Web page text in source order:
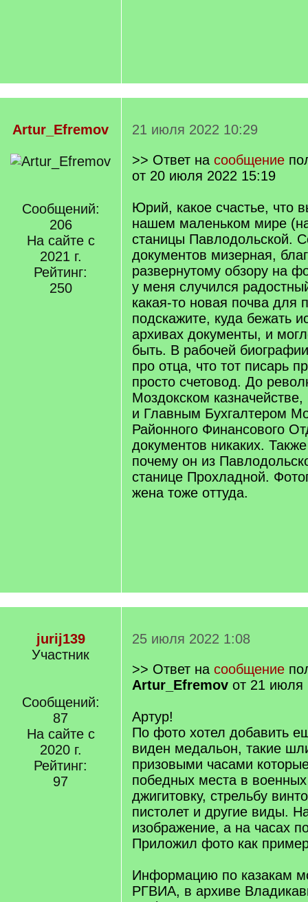
Artur_Efremov
Сообщений:
206
На сайте с
2021 г.
Рейтинг:
250
21 июля 2022 10:29
>> Ответ на сообщение
от 20 июля 2022 15:19
Юрий, какое счастье, что
нашем маленьком мире
станицы Павлодольской.
документов мизерная,
развернутому обзору на
у меня случился
какая-то новая почва для
подскажите, куда бежать
архивах документы, и
быть. В рабочей
про отца, что тот писарь
просто счетовод. До
Моздокском
и Главным Бухгалтером
Районного Финансового
документов никаких.
почему он из
станице Прохладной.
жена тоже оттуда.
jurij139
Участник
Сообщений:
87
На сайте с
2020 г.
Рейтинг:
97
25 июля 2022 1:08
>> Ответ на сообщение
Artur_Efremov от 21 июля
Артур!
По фото хотел добавить
виден медальон, такие
призовыми часами
победных места в военных
джигитовку, стрельбу
пистолет и другие виды.
изображение, а на часах
Приложил фото как
Информацию по казакам
РГВИА, в архиве